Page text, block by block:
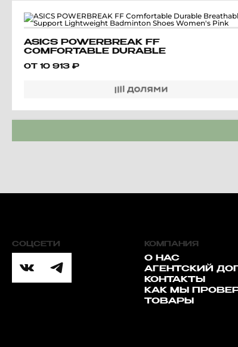
ASICS POWERBREAK FF
COMFORTABLE DURABLE
LIGHTWEIGHT BADMINTON
ОТ 10 913 ₽
СОЦСЕТИ КОМПАНИЯ
О НАС
АГЕНТСКИЙ
КОНТАКТЫ
КАК МЫ
ТОВАРЫ